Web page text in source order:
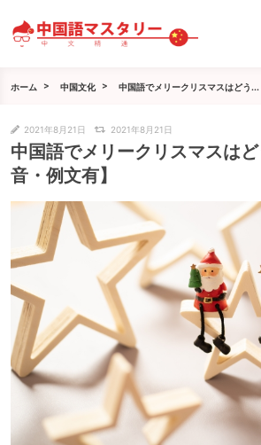
ホーム 中国文化 中国語でメリークリスマスはどう...
2021年8月21日 2021年8月21日
中国語でメリークリスマスは
音・例文有】